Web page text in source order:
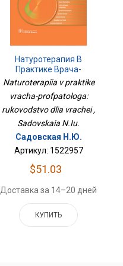
Натуротерапия В
Практике Врача-
Профпатолога:
Руководство Для
Врачей
Naturoterapiia v praktike
vracha-profpatologa:
rukovodstvo dlia vrachei ,
Sadovskaia N.Iu.
Садовская Н.Ю.
Артикул: 1522957
$51.03
Доставка за 14–20 дней
КУПИТЬ